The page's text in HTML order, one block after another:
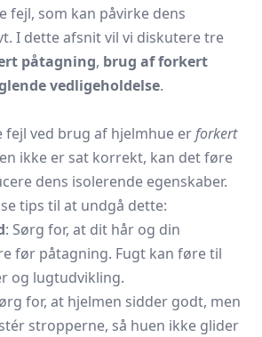
fejl, som kan påvirke dens
I dette afsnit vil vi diskutere tre
påtagning, brug af forkert
vedligeholdelse.
fejl ved brug af hjelmhue erforkert
ikke er sat korrekt, kan det føre
dens isolerende egenskaber.
tips til at undgå dette:
: Sørg for, at dit hår og din
før påtagning. Fugt kan føre til
og lugtudvikling.
for, at hjelmen sidder godt, men
stropperne, så huen ikke glider